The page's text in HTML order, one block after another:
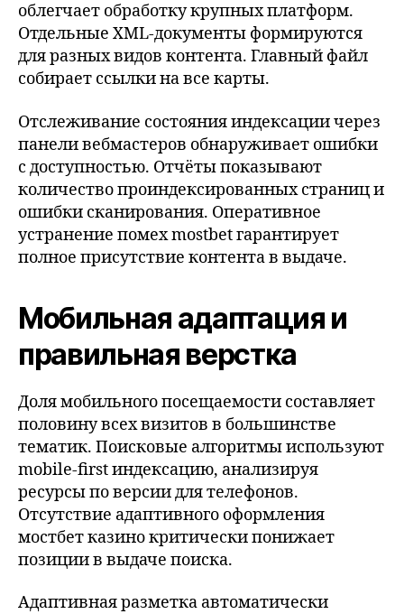
облегчает обработку крупных платформ.
Отдельные XML-документы формируются
для разных видов контента. Главный файл
собирает ссылки на все карты.
Отслеживание состояния индексации через
панели вебмастеров обнаруживает ошибки
с доступностью. Отчёты показывают
количество проиндексированных страниц и
ошибки сканирования. Оперативное
устранение помех mostbet гарантирует
полное присутствие контента в выдаче.
Мобильная адаптация и
правильная верстка
Доля мобильного посещаемости составляет
половину всех визитов в большинстве
тематик. Поисковые алгоритмы используют
mobile-first индексацию, анализируя
ресурсы по версии для телефонов.
Отсутствие адаптивного оформления
мостбет казино критически понижает
позиции в выдаче поиска.
Адаптивная разметка автоматически